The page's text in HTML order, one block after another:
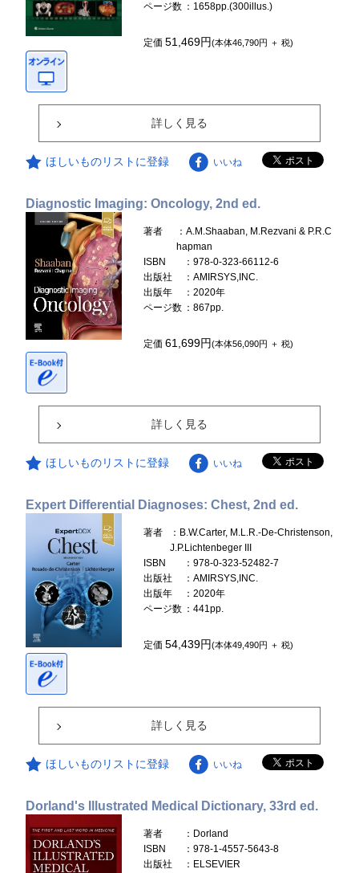
ページ数 ：1658pp.(300illus.)
定価51,469円(本体46,790円 ＋ 税)
詳しく見る
ほしいものリストに登録 いいね
Diagnostic Imaging: Oncology, 2nd ed.
著者
：A.M.Shaaban, M.Rezvani & P.R.C
hapman
ISBN
：978-0-323-66112-6
出版社
：AMIRSYS,INC.
出版年
：2020年
ページ数 ：867pp.
定価61,699円(本体56,090円 ＋ 税)
詳しく見る
ほしいものリストに登録 いいね
Expert Differential Diagnoses: Chest, 2nd ed.
著者
：B.W.Carter, M.L.R.-De-Christenson,
J.P.Lichtenbeger III
ISBN
：978-0-323-52482-7
出版社
：AMIRSYS,INC.
出版年
：2020年
ページ数 ：441pp.
定価54,439円(本体49,490円 ＋ 税)
詳しく見る
ほしいものリストに登録 いいね
Dorland's Illustrated Medical Dictionary, 33rd ed.
著者
：Dorland
ISBN
：978-1-4557-5643-8
出版社
：ELSEVIER